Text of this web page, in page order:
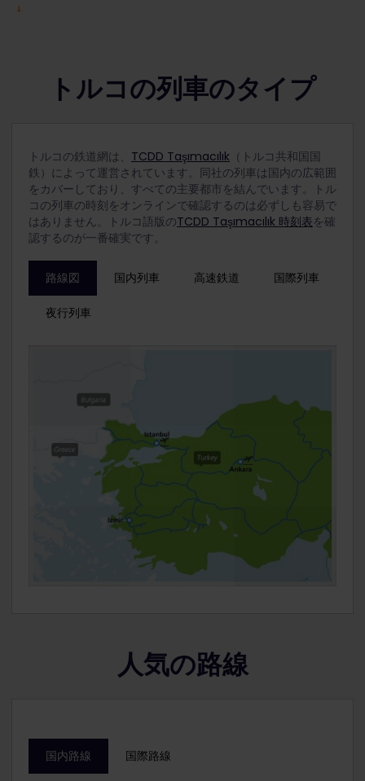
トルコの列車のタイプ
トルコの鉄道網は、 TCDD Taşımacılık （トルコ共和国国
鉄）によって運営されています。同社の列車は国内の広範囲
をカバーしており、すべての主要都市を結んでいます。
トル
コの列車の時刻をオンラインで確認するのは必ずしも容易で
はありません。トルコ語版のTCDD Taşımacılık 時刻表を確
認するのが一番確実です。
路線図 国内列車 高速鉄道 国際列車
夜行列車
人気の路線
国内路線 国際路線